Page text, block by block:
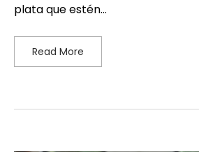
plata que estén…
Read More